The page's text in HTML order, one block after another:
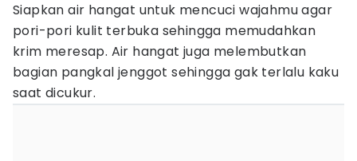
Siapkan air hangat untuk mencuci wajahmu agar
pori-pori kulit terbuka sehingga memudahkan
krim meresap. Air hangat juga melembutkan
bagian pangkal jenggot sehingga gak terlalu kaku
saat dicukur.